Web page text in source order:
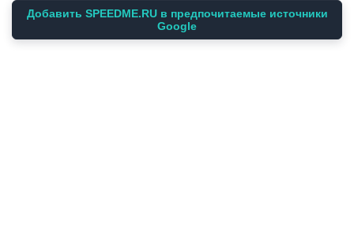
Добавить SPEEDME.RU в предпочитаемые источники
Google